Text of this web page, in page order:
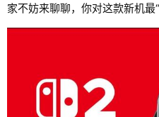
家不妨来聊聊，你对这款新机最